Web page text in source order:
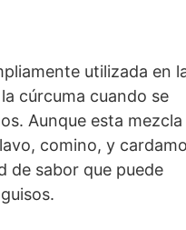
utilizada en
cúrcuma cuando se
Aunque esta mezcla
comino, y
de sabor que puede